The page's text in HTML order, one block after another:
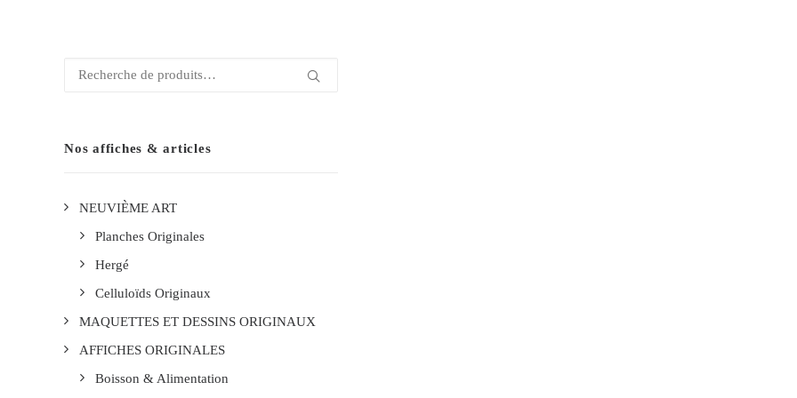
Recherche
Nos affiches & articles
NEUVIÈME ART
Planches Originales
Hergé
Celluloïds Originaux
MAQUETTES ET DESSINS ORIGINAUX
AFFICHES ORIGINALES
Boisson & Alimentation